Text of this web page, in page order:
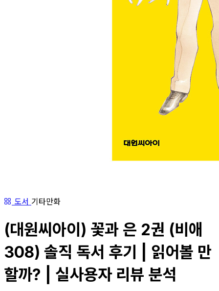
도서 기타만화
(대원씨아이) 꽃과 은 2권 (비애
308) 솔직 독서 후기 | 읽어볼 만
할까? | 실사용자 리뷰 분석